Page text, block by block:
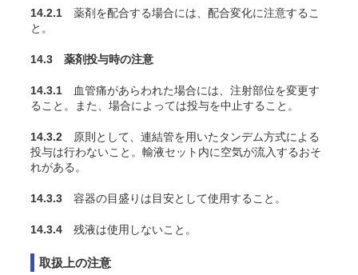
14.2.1 薬剤を配合する場合には、配合変化に注意するこ
と。
14.3 薬剤投与時の注意
14.3.1 血管痛があらわれた場合には、注射部位を変更す
ること。また、場合によっては投与を中止すること。
14.3.2 原則として、連結管を用いたタンデム方式による
投与は行わないこと。輸液セット内に空気が流入するおそ
れがある。
14.3.3 容器の目盛りは目安として使用すること。
14.3.4 残液は使用しないこと。
取扱上の注意